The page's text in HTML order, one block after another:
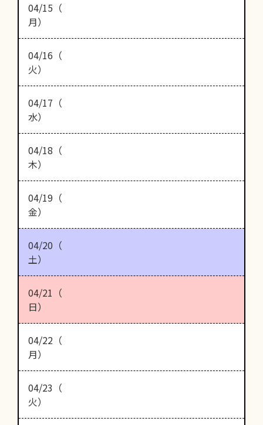
04/15（
月）
04/16（
火）
04/17（
水）
04/18（
木）
04/19（
金）
04/20（
土）
04/21（
日）
04/22（
月）
04/23（
火）